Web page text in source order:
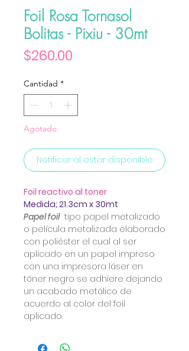
Foil Rosa Tornasol
Bolitas - Pixiu - 30mt
$260.00
Cantidad *
Agotado
Notificar al estar disponible
Foil reactivo al toner
Medida; 21.3cm x 30mt
Papel foil tipo papel metalizado
o película metalizada elaborado
con poliéster el cual al ser
aplicado en un papel impreso
con una impresora láser en
tóner negro se adhiere dejando
un acabado metálico de
acuerdo al color del foil
aplicado.